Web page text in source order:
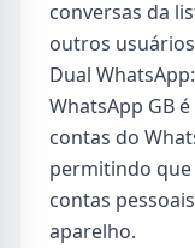
conversas da
outros
Dual
WhatsApp GB
contas do
permitindo
contas
aparelho.